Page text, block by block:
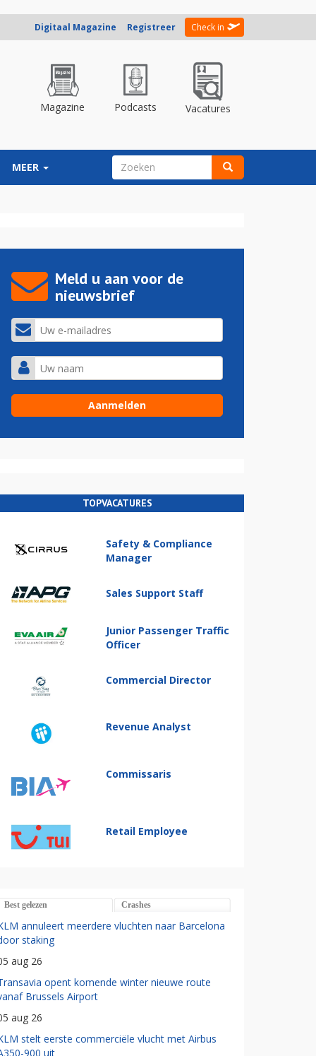
Digitaal Magazine Registreer Check in
Magazine Podcasts Vacatures
MEER ZOEKVELD
Meld u aan voor de
nieuwsbrief
TOPVACATURES
Safety & Compliance
Manager
Sales Support Staff
Junior Passenger Traffic
Officer
Commercial Director
Revenue Analyst
Commissaris
Retail Employee
Best gelezen Crashes
annuleert meerdere vluchten naar Barcelona
staking
aug 26
opent komende winter nieuwe route
Brussels Airport
aug 26
stelt eerste commerciële vlucht met Airbus
900 uit